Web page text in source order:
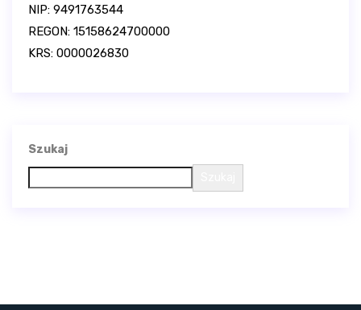
NIP: 9491763544
REGON: 15158624700000
KRS: 0000026830
Szukaj